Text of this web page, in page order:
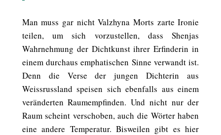
Man muss gar nicht Valzhyna Morts zarte Ironie
teilen, um sich vorzustellen, dass Shenjas
Wahrnehmung der Dichtkunst ihrer Erfinderin in
einem durchaus emphatischen Sinne verwandt ist.
Denn die Verse der jungen Dichterin aus
Weissrussland speisen sich ebenfalls aus einem
veränderten Raumempfinden. Und nicht nur der
Raum scheint verschoben, auch die Wörter haben
eine andere Temperatur. Bisweilen gibt es hier